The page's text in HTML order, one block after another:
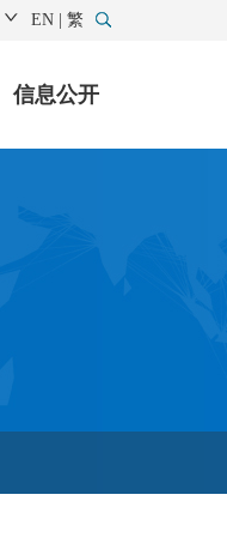
EN 繁
信息公开